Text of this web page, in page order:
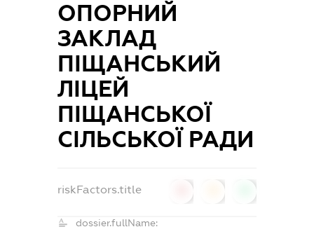
ОПОРНИЙ
ЗАКЛАД
ПІЩАНСЬКИЙ
ЛІЦЕЙ
ПІЩАНСЬКОЇ
СІЛЬСЬКОЇ РАДИ
riskFactors.title
dossier.fullName: